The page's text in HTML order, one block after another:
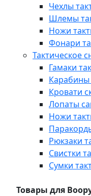
Чехлы
Шлемы
Ножи
Фонари
Тактическое
Гамаки
Карабины
Кровати
Лопаты
Ножи
Рюкзаки
Свистки
Сумки
Товары для